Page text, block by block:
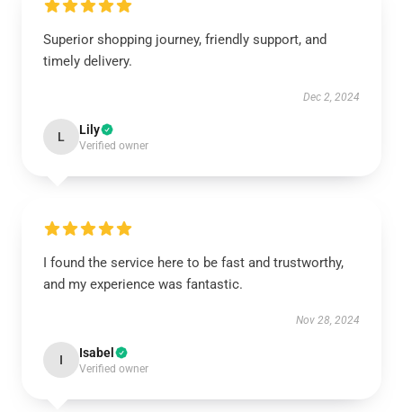
Superior shopping journey, friendly support, and
timely delivery.
Dec 2, 2024
L Lily
Verified owner
I found the service here to be fast and trustworthy,
and my experience was fantastic.
Nov 28, 2024
I Isabel
Verified owner